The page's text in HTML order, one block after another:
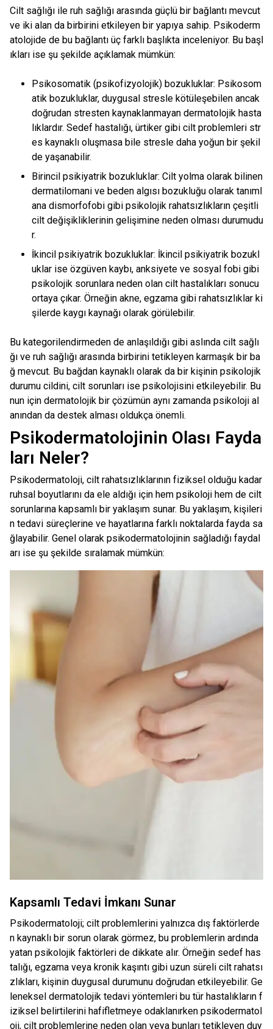
Cilt sağlığı ile ruh sağlığı arasında güçlü bir bağlantı mevcut
ve iki alan da birbirini etkileyen bir yapıya sahip. Psikoderm
atolojide de bu bağlantı üç farklı başlıkta inceleniyor. Bu başl
ıkları ise şu şekilde açıklamak mümkün:
Psikosomatik (psikofizyolojik) bozukluklar: Psikosom
atik bozukluklar, duygusal stresle kötüleşebilen ancak
doğrudan stresten kaynaklanmayan dermatolojik hasta
lıklardır. Sedef hastalığı, ürtiker gibi cilt problemleri str
es kaynaklı oluşmasa bile stresle daha yoğun bir şekil
de yaşanabilir.
Birincil psikiyatrik bozukluklar: Cilt yolma olarak bilinen
dermatilomani ve beden algısı bozukluğu olarak tanıml
ana dismorfofobi gibi psikolojik rahatsızlıkların çeşitli
cilt değişikliklerinin gelişimine neden olması durumudu
r.
İkincil psikiyatrik bozukluklar: İkincil psikiyatrik bozukl
uklar ise özgüven kaybı, anksiyete ve sosyal fobi gibi
psikolojik sorunlara neden olan cilt hastalıkları sonucu
ortaya çıkar. Örneğin akne, egzama gibi rahatsızlıklar ki
şilerde kaygı kaynağı olarak görülebilir.
Bu kategorilendirmeden de anlaşıldığı gibi aslında cilt sağlı
ğı ve ruh sağlığı arasında birbirini tetikleyen karmaşık bir ba
ğ mevcut. Bu bağdan kaynaklı olarak da bir kişinin psikolojik
durumu cildini, cilt sorunları ise psikolojisini etkileyebilir. Bu
nun için dermatolojik bir çözümün aynı zamanda psikoloji al
anından da destek alması oldukça önemli.
Psikodermatolojinin Olası Fayda
ları Neler?
Psikodermatoloji, cilt rahatsızlıklarının fiziksel olduğu kadar
ruhsal boyutlarını da ele aldığı için hem psikoloji hem de cilt
sorunlarına kapsamlı bir yaklaşım sunar. Bu yaklaşım, kişileri
n tedavi süreçlerine ve hayatlarına farklı noktalarda fayda sa
ğlayabilir. Genel olarak psikodermatolojinin sağladığı faydal
arı ise şu şekilde sıralamak mümkün:
Kapsamlı Tedavi İmkanı Sunar
Psikodermatoloji; cilt problemlerini yalnızca dış faktörlerde
n kaynaklı bir sorun olarak görmez, bu problemlerin ardında
yatan psikolojik faktörleri de dikkate alır. Örneğin sedef has
talığı, egzama veya kronik kaşıntı gibi uzun süreli cilt rahatsı
zlıkları, kişinin duygusal durumunu doğrudan etkileyebilir. Ge
leneksel dermatolojik tedavi yöntemleri bu tür hastalıkların f
iziksel belirtilerini hafifletmeye odaklanırken psikodermatol
oji, cilt problemlerine neden olan veya bunları tetikleyen duy